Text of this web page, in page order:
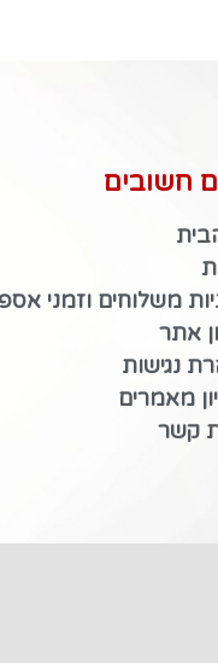
חשובים
משלוחים וזמני
אתר
נגישות
מאמרים
קשר